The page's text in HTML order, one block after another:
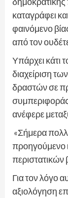
καταγράφει
φαινόμενο
από τον
Υπάρχει κάτι
διαχείριση
δραστών σε
ανέφερε
«Σήμερα
προηγούμενο
περιστατικών
Για τον λόγο
αξιολόγηση